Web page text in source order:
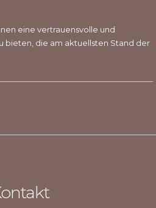
eine vertrauensvolle und
bieten, die am aktuellsten Stand der